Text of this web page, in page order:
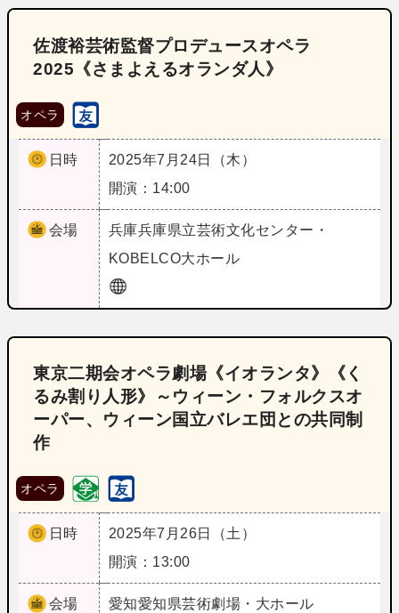
佐渡裕芸術監督プロデュースオペラ
2025《さまよえるオランダ人》
オペラ
日時
2025年7月24日（木）
開演：14:00
会場 兵庫兵庫県立芸術文化センター・
KOBELCO大ホール
東京二期会オペラ劇場《イオランタ》《く
るみ割り人形》～ウィーン・フォルクスオ
ーパー、ウィーン国立バレエ団との共同制
作
オペラ
日時
2025年7月26日（土）
開演：13:00
会場 愛知愛知県芸術劇場・大ホール